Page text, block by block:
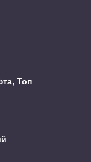
Топ